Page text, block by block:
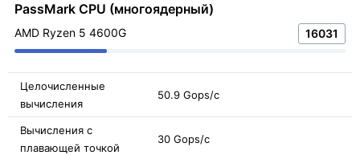
PassMark CPU (многоядерный)
AMD Ryzen 5 4600G 16031
Целочисленные
вычисления
50.9 Gops/с
Вычисления с
плавающей точкой
30 Gops/с